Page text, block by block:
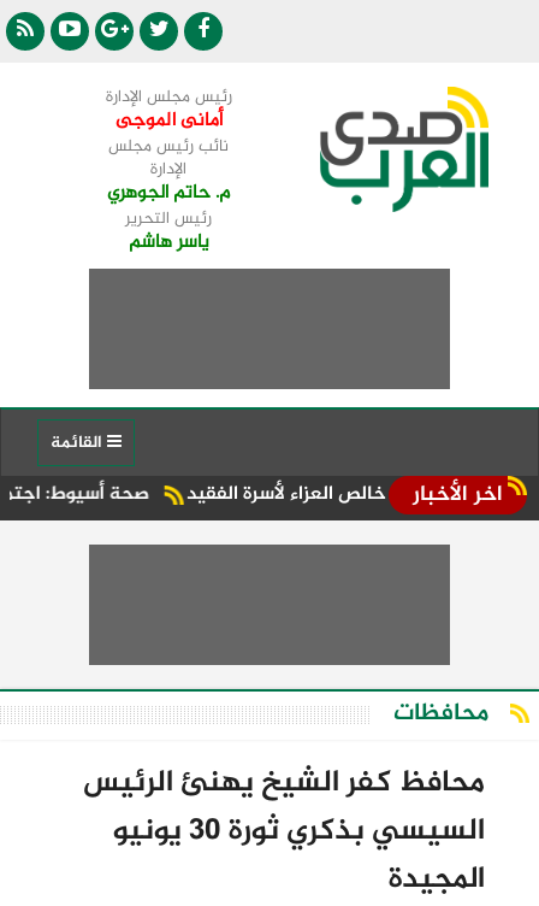
رئيس مجلس الإدارة
أمانى الموجى
نائب رئيس مجلس
الإدارة
م. حاتم الجوهري
رئيس التحرير
ياسر هاشم
اخر الأخبار صحة أسيوط: اجتماع موسع العزاء لأسرة الفقيد
محافظات
محافظ كفر الشيخ يهنئ الرئيس
السيسي بذكري ثورة 30 يونيو
المجيدة